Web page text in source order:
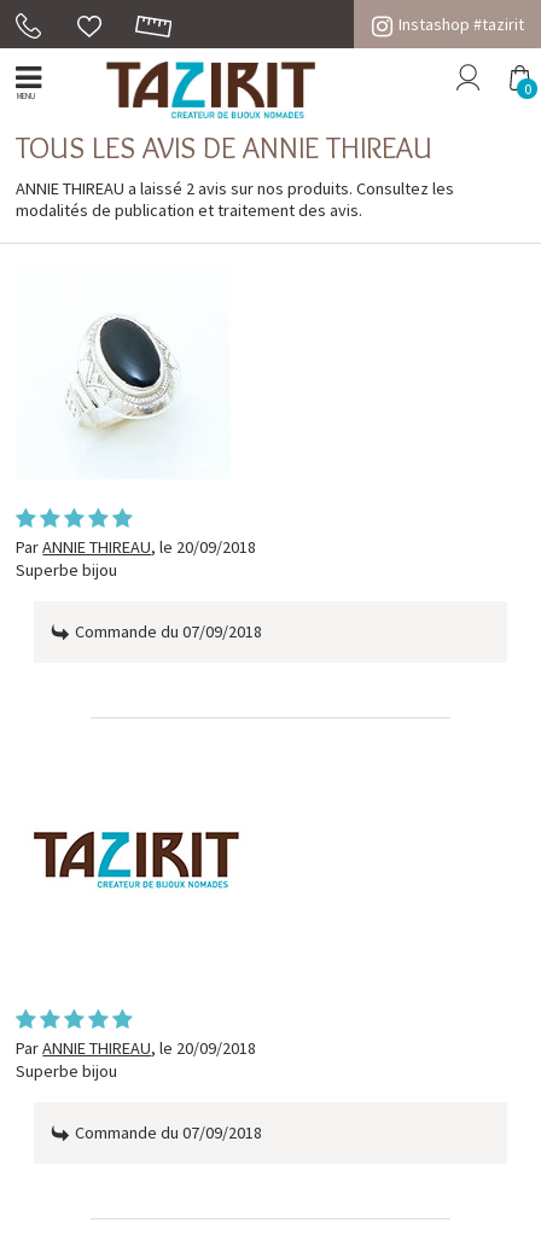
Instashop #tazirit
MENU 0
TOUS LES AVIS DE ANNIE THIREAU
ANNIE THIREAU a laissé 2 avis sur nos produits. Consultez les
modalités de publication et traitement des avis.
ParANNIE THIREAU,le 20/09/2018
Superbe bijou
Commande du 07/09/2018
ParANNIE THIREAU,le 20/09/2018
Superbe bijou
Commande du 07/09/2018